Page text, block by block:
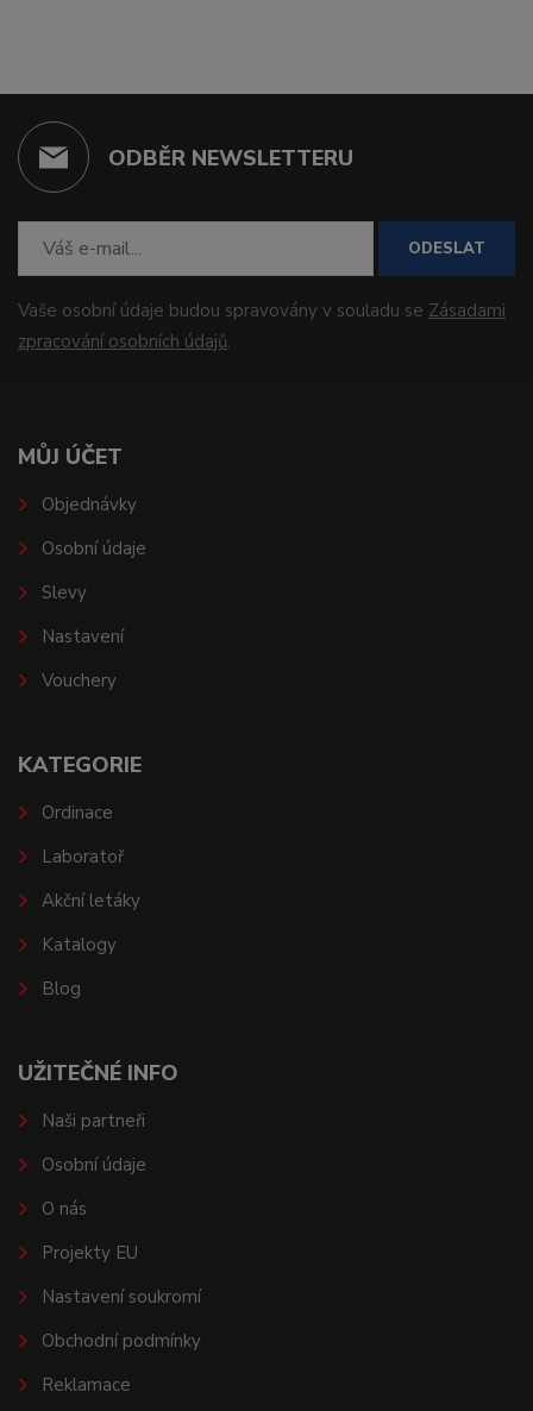
ODBĚR NEWSLETTERU
ODESLAT
Vaše osobní údaje budou spravovány v souladu se Zásadami
zpracování osobních údajů.
MŮJ ÚČET
Objednávky
Osobní údaje
Slevy
Nastavení
Vouchery
KATEGORIE
Ordinace
Laboratoř
Akční letáky
Katalogy
Blog
UŽITEČNÉ INFO
Naši partneři
Osobní údaje
O nás
Projekty EU
Nastavení soukromí
Obchodní podmínky
Reklamace